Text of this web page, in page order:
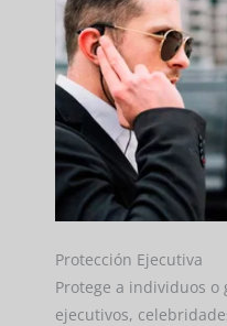
Protección Ejecutiva
Protege a individuos
ejecutivos,